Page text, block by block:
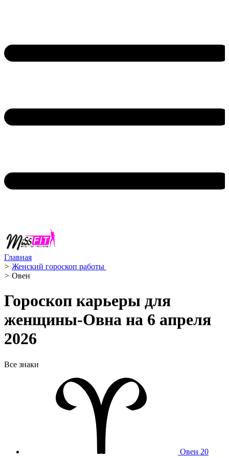
Главная
> Женский гороскоп работы ‍
> Овен ️
Гороскоп карьеры для
женщины-Овна на 6 апреля
2026
Все знаки
Овен 20